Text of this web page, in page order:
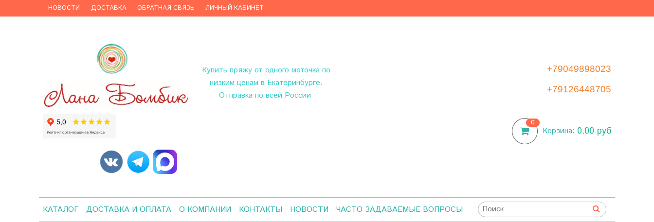
НОВОСТИ ДОСТАВКА ОБРАТНАЯ СВЯЗЬ ЛИЧНЫЙ КАБИНЕТ
Купить пряжуот одного моточка по
низким ценам в Екатеринбурге.
Отправка по всей России
+79049898023
+79126448705
0
Корзина: 0.00 руб
КАТАЛОГ ДОСТАВКА И ОПЛАТА О КОМПАНИИ КОНТАКТЫ НОВОСТИ ЧАСТО ЗАДАВАЕМЫЕ ВОПРОСЫ